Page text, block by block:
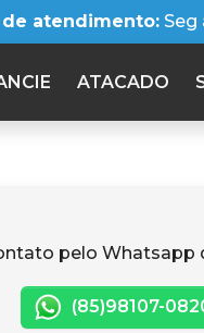
de atendimento: Seg
ATACADO
pelo Whatsapp
(85)98107-